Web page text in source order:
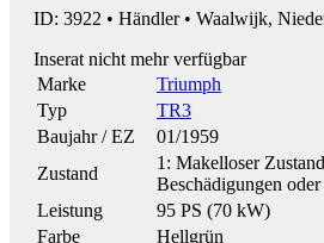
ID: 3922 • Händler • Waalwijk,
Inserat nicht mehr verfügbar
Marke
Triumph
Typ
TR3
Baujahr / EZ
01/1959
Zustand
1: Makelloser
Beschädigungen
Leistung
95 PS (70 kW)
Farbe
Hellgrün